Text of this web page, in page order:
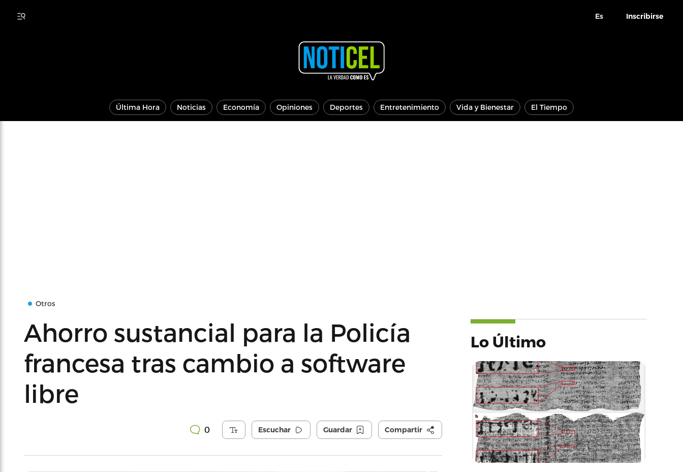
Es Inscribirse
Última Hora Noticias Economía Opiniones Deportes Entretenimiento Vida y Bienestar El Tiempo
Otros
Ahorro sustancial para la Policía
francesa tras cambio a software
libre
0 Escuchar Guardar Compartir
Lo Último